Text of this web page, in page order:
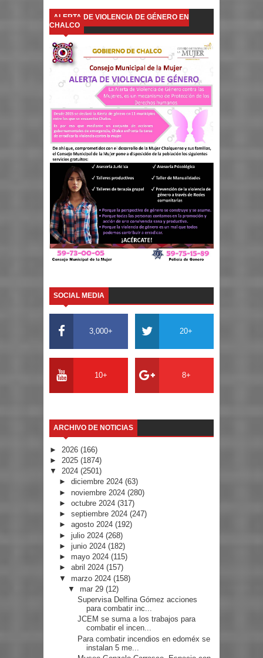
ALERTA DE VIOLENCIA DE GÉNERO EN
CHALCO
SOCIAL MEDIA
3,000+ 20+
10+ 8+
ARCHIVO DE NOTICIAS
► 2026 (166)
► 2025 (1874)
▼ 2024 (2501)
► diciembre 2024 (63)
► noviembre 2024 (280)
► octubre 2024 (317)
► septiembre 2024 (247)
► agosto 2024 (192)
► julio 2024 (268)
► junio 2024 (182)
► mayo 2024 (115)
► abril 2024 (157)
▼ marzo 2024 (158)
▼ mar 29(12)
Supervisa Delfina Gómez acciones
para combatir inc...
JCEM se suma a los trabajos para
combatir el incen...
Para combatir incendios en edoméx se
instalan 5 me...